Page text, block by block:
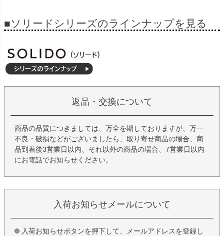
■ソリードシリーズのラインナップを見る
返品・交換について
商品の品質につきましては、万全を期しておりますが、万一
不良・破損などがございましたら、取り寄せ商品の場合、商
品到着後3営業日以内、それ以外の商品の場合、7営業日以内
にお電話でお知らせください。
入荷お知らせメールについて
入荷お知らせボタンを押下して、メールアドレスを登録し